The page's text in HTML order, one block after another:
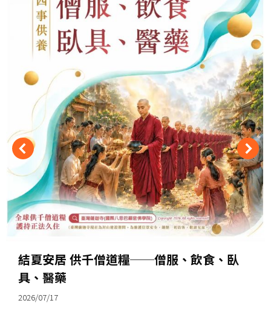
結夏安居 供千僧道糧──僧服、飲食、臥
具、醫藥
2026/07/17